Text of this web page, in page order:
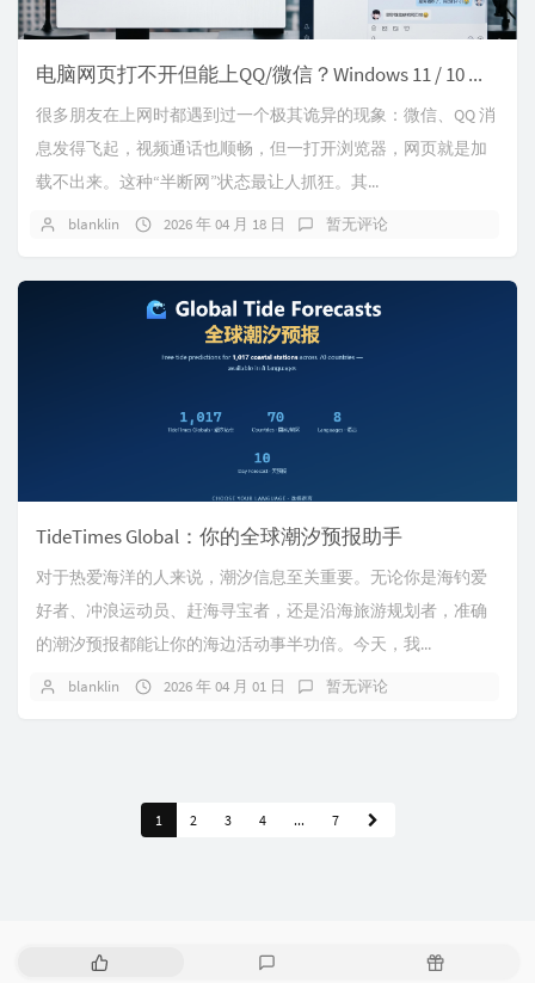
电脑网页打不开但能上QQ/微信？Windows 11 / 10 终极网络修复指南
很多朋友在上网时都遇到过一个极其诡异的现象：微信、QQ 消
息发得飞起，视频通话也顺畅，但一打开浏览器，网页就是加
载不出来。这种“半断网”状态最让人抓狂。其...
blanklin 2026 年 04 月 18 日 暂无评论
TideTimes Global：你的全球潮汐预报助手
对于热爱海洋的人来说，潮汐信息至关重要。无论你是海钓爱
好者、冲浪运动员、赶海寻宝者，还是沿海旅游规划者，准确
的潮汐预报都能让你的海边活动事半功倍。今天，我...
blanklin 2026 年 04 月 01 日 暂无评论
1 2 3 4 ... 7
热
随